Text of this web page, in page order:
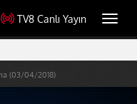
TV8 Canlı Yayın
(03/04/2018)